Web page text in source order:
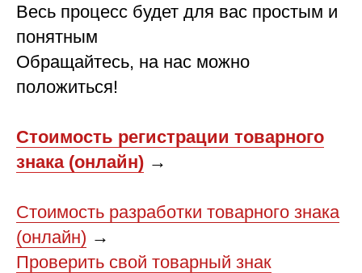
Весь процесс будет для вас простым и
понятным
Обращайтесь, на нас можно
положиться!
Стоимость регистрации товарного
знака (онлайн) →
Стоимость разработки товарного знака
(онлайн) →
Проверить свой товарный знак